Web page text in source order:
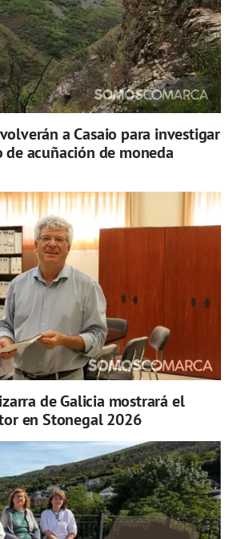
a Casaio para investigar
acuñación de moneda
de Galicia mostrará el
en Stonegal 2026